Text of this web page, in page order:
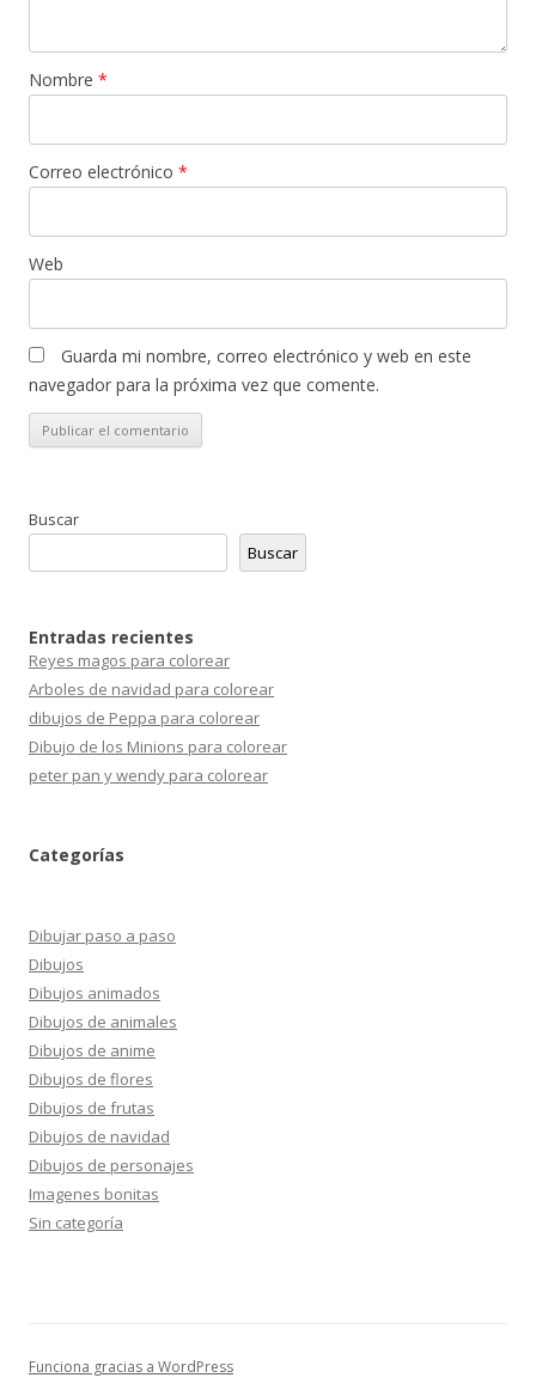
Nombre *
Correo electrónico *
Web
Guarda mi nombre, correo electrónico y web en este
navegador para la próxima vez que comente.
Buscar
Buscar
Entradas recientes
Reyes magos para colorear
Arboles de navidad para colorear
dibujos de Peppa para colorear
Dibujo de los Minions para colorear
peter pan y wendy para colorear
Categorías
Dibujar paso a paso
Dibujos
Dibujos animados
Dibujos de animales
Dibujos de anime
Dibujos de flores
Dibujos de frutas
Dibujos de navidad
Dibujos de personajes
Imagenes bonitas
Sin categoría
Funciona gracias a WordPress